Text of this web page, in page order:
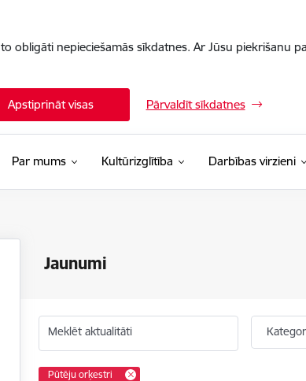
obligāti nepieciešamās sīkdatnes. Ar Jūsu piekrišanu
Apstiprināt visas Pārvaldīt sīkdatnes
Par mums Kultūrizglītība Darbības virzieni
Jaunumi
Meklēt aktualitāti
Pūtēju orķestri